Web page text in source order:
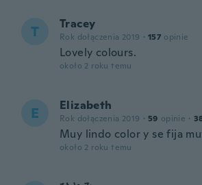
T Tracey
Rok dołączenia 2019 · 157 opinie
Lovely colours.
około 2 roku temu
E Elizabeth
Rok dołączenia 2019 · 59 opinie ·
Muy lindo color y se fija
około 2 roku temu